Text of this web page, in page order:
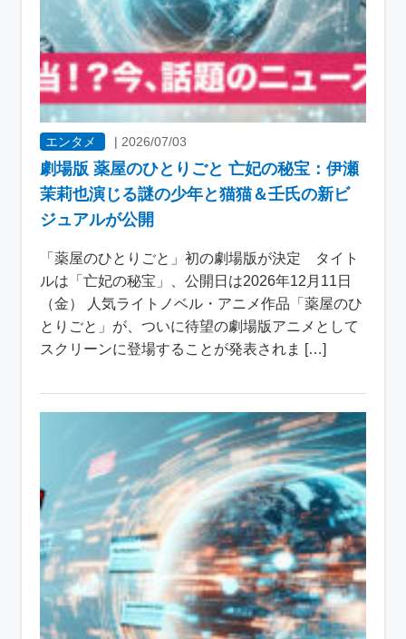
エンタメ | 2026/07/03
劇場版 薬屋のひとりごと 亡妃の秘宝：伊瀬
茉莉也演じる謎の少年と猫猫＆壬氏の新ビ
ジュアルが公開
「薬屋のひとりごと」初の劇場版が決定 タイト
ルは「亡妃の秘宝」、公開日は2026年12月11日
（金） 人気ライトノベル・アニメ作品「薬屋のひ
とりごと」が、ついに待望の劇場版アニメとして
スクリーンに登場することが発表されま […]